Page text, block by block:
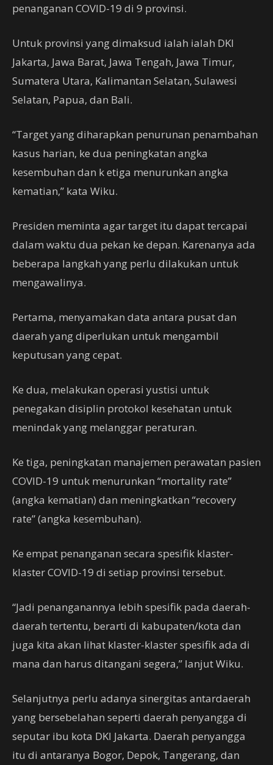
penanganan COVID-19 di 9 provinsi.
Untuk provinsi yang dimaksud ialah ialah DKI
Jakarta, Jawa Barat, Jawa Tengah, Jawa Timur,
Sumatera Utara, Kalimantan Selatan, Sulawesi
Selatan, Papua, dan Bali.
“Target yang diharapkan penurunan penambahan
kasus harian, ke dua peningkatan angka
kesembuhan dan k etiga menurunkan angka
kematian,” kata Wiku.
Presiden meminta agar target itu dapat tercapai
dalam waktu dua pekan ke depan. Karenanya ada
beberapa langkah yang perlu dilakukan untuk
mengawalinya.
Pertama, menyamakan data antara pusat dan
daerah yang diperlukan untuk mengambil
keputusan yang cepat.
Ke dua, melakukan operasi yustisi untuk
penegakan disiplin protokol kesehatan untuk
menindak yang melanggar peraturan.
Ke tiga, peningkatan manajemen perawatan pasien
COVID-19 untuk menurunkan “mortality rate”
(angka kematian) dan meningkatkan “recovery
rate” (angka kesembuhan).
Ke empat penanganan secara spesifik klaster-
klaster COVID-19 di setiap provinsi tersebut.
“Jadi penanganannya lebih spesifik pada daerah-
daerah tertentu, berarti di kabupaten/kota dan
juga kita akan lihat klaster-klaster spesifik ada di
mana dan harus ditangani segera,” lanjut Wiku.
Selanjutnya perlu adanya sinergitas antardaerah
yang bersebelahan seperti daerah penyangga di
seputar ibu kota DKI Jakarta. Daerah penyangga
itu di antaranya Bogor, Depok, Tangerang, dan